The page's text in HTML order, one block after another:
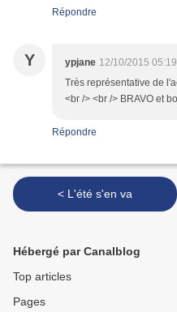
Répondre
Y ypjane 12/10/2015 05:19
Très représentative de
<br /> <br /> BRAVO et
Répondre
< L'été s'en va
Hébergé par Canalblog
Top articles
Pages